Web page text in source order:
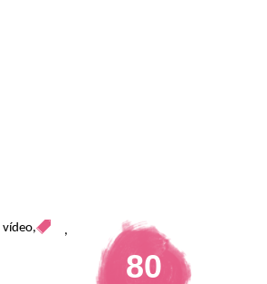
vídeo, ,
80